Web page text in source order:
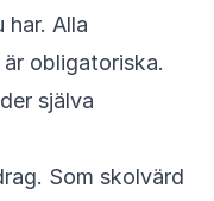
har. Alla
obligatoriska.
själva
Som skolvärd